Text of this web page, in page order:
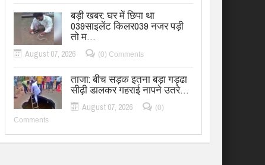
बड़ी खबर: घर में छिपा था
039साइलेंट किलर039 नजर पड़ी
तो म…
August 07, 2026 (0) Comments
ताजा: बीच सड़क इतना बड़ा गड्ढा
सीढ़ी डालकर गहराई नापने उतरे…
August 07, 2026
(0)
Comments